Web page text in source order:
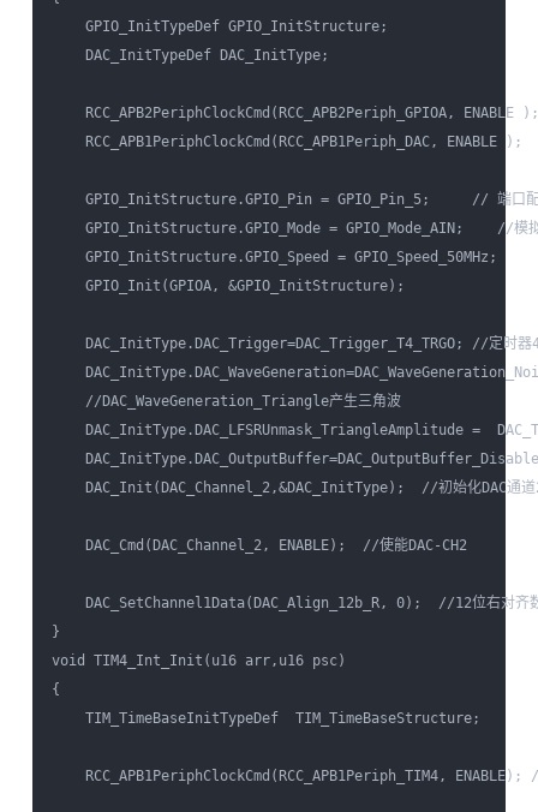
GPIO_InitTypeDef GPIO_InitStructure;
DAC_InitTypeDef DAC_InitType;
RCC_APB2PeriphClockCmd(RCC_APB2Periph_GPIOA, ENABLE
RCC_APB1PeriphClockCmd(RCC_APB1Periph_DAC, ENABLE );
GPIO_InitStructure.GPIO_Pin = GPIO_Pin_5;     // 端口
GPIO_InitStructure.GPIO_Mode = GPIO_Mode_AIN;    //模
GPIO_InitStructure.GPIO_Speed = GPIO_Speed_50MHz;
GPIO_Init(GPIOA, &GPIO_InitStructure);
DAC_InitType.DAC_Trigger=DAC_Trigger_T4_TRGO; //定时器
//DAC_WaveGeneration_Triangle产生三角波
DAC_InitType.DAC_LFSRUnmask_TriangleAmplitude =
DAC_InitType.DAC_OutputBuffer=DAC_OutputBuffer_Disable ;
DAC_Init(DAC_Channel_2,&DAC_InitType);  //初始化DAC通道
DAC_Cmd(DAC_Channel_2, ENABLE);  //使能DAC-CH2
DAC_SetChannel1Data(DAC_Align_12b_R, 0);  //12位右对齐数
}
void TIM4_Int_Init(u16 arr,u16 psc)
{
TIM_TimeBaseInitTypeDef  TIM_TimeBaseStructure;
RCC_APB1PeriphClockCmd(RCC_APB1Periph_TIM4, ENABLE);